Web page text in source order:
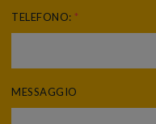
TELEFONO: *
MESSAGGIO